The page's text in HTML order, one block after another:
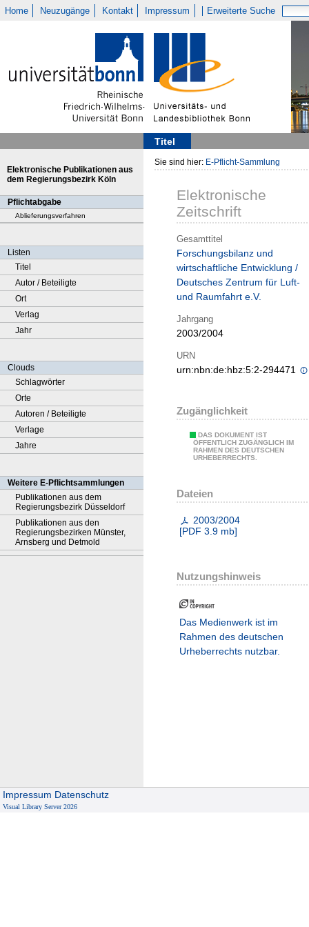
Home Neuzugänge Kontakt Impressum Erweiterte Suche
Titel
Elektronische Publikationen aus
dem Regierungsbezirk Köln
Pflichtabgabe
Ablieferungsverfahren
Listen
Titel
Autor / Beteiligte
Ort
Verlag
Jahr
Clouds
Schlagwörter
Orte
Autoren / Beteiligte
Verlage
Jahre
Weitere E-Pflichtsammlungen
Publikationen aus dem
Regierungsbezirk Düsseldorf
Publikationen aus den
Regierungsbezirken Münster,
Arnsberg und Detmold
Sie sind hier: E-Pflicht-Sammlung
Elektronische
Zeitschrift
Gesamttitel
Forschungsbilanz und
wirtschaftliche Entwicklung /
Deutsches Zentrum für Luft-
und Raumfahrt e.V.
Jahrgang
2003/2004
URN
urn:nbn:de:hbz:5:2-294471
Zugänglichkeit
DAS DOKUMENT IST
ÖFFENTLICH ZUGÄNGLICH IM
RAHMEN DES DEUTSCHEN
URHEBERRECHTS.
Dateien
2003/2004
[PDF 3.9 mb]
Nutzungshinweis
Das Medienwerk ist im
Rahmen des deutschen
Urheberrechts nutzbar.
Impressum Datenschutz
Visual Library Server 2026